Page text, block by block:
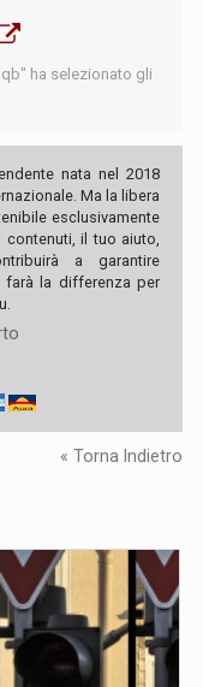
ha selezionato gli
nata nel 2018
Ma la libera
esclusivamente
il tuo aiuto,
a garantire
farà la differenza per
« Torna Indietro